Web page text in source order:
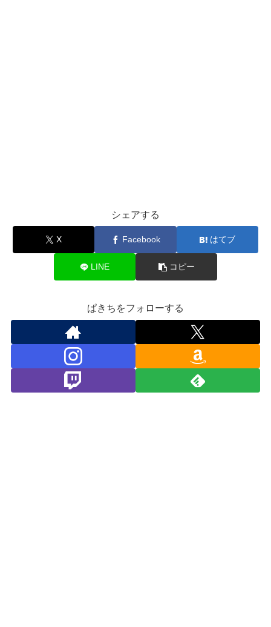
シェアする
X Facebook はてブ
LINE コピー
ぱきちをフォローする